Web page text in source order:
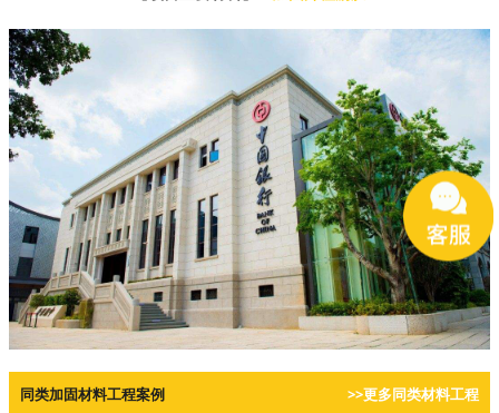
同类加固材料工程案例 >>更多同类材料工程